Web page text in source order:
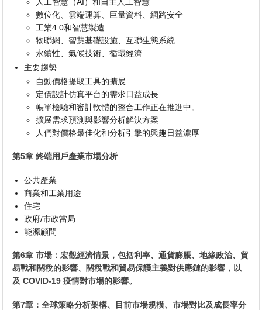
數位化、雲端運算、巨量資料、網路安全
工業4.0和智慧製造
物聯網、智慧基礎設施、互聯生態系統
永續性、氣候技術、循環經濟
主要趨勢
自動價格提取工具的擴展
定價設計仿真平台的需求日益成長
帳單檢驗和審計軟體的整合工作正在推進中。
擴展需求預測與影響分析解決方案
人們對價格最佳化和分析引擎的興趣日益濃厚
第5章 終端用戶產業市場分析
公共產業
商業和工業用途
住宅
政府/市政當局
能源顧問
第6章 市場：宏觀經濟情景，包括利率、通貨膨脹、地緣政治、貿
易戰和關稅的影響、關稅戰和貿易保護主義對供應鏈的影響，以
及 COVID-19 疫情對市場的影響。
第7章：全球策略分析架構、目前市場規模、市場對比及成長率分